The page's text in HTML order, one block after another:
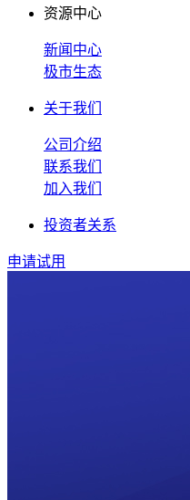
资源中心
新闻中心
极市生态
关于我们
公司介绍
联系我们
加入我们
投资者关系
申请试用